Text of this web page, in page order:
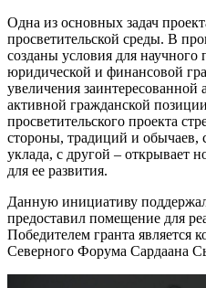
Одна из основных задач
просветительской среды. В
созданы условия для
юридической и финансовой
увеличения
активной гражданской
просветительского проекта
стороны, традиций и
уклада, с другой – открывает
для ее развития.
Данную инициативу
предоставил помещение для
Победителем гранта является
Северного Форума Сардаана